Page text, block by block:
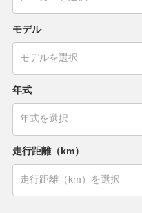
モデル
年式
走行距離（km）